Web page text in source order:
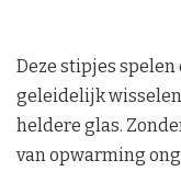
Deze stipjes
geleidelijk
heldere glas.
van opwarming